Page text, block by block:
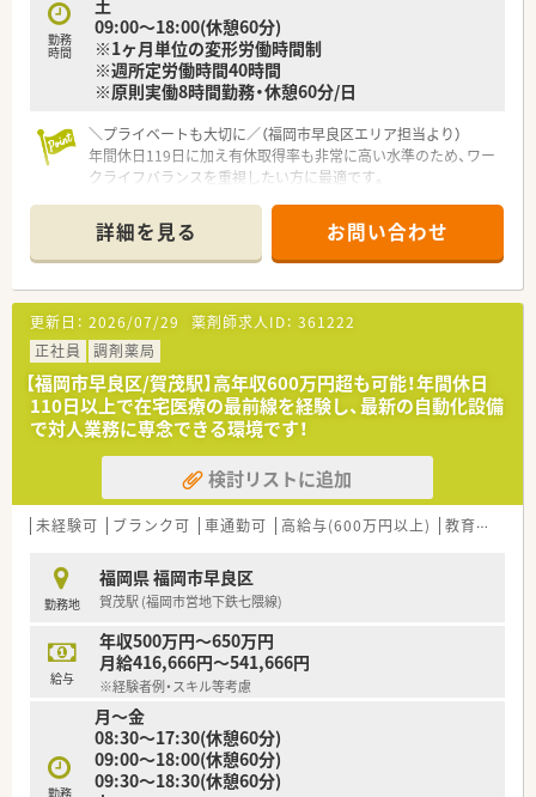
■年に一度開催される社員旅行などを通じて、エリアの垣根を越
えた交流を大切にしています。
■創業以来、連続昇給を続ける安定した経営基盤のもとで、安心
して長く働くことができます。
■社員のコミュニケーションを重視しており、風通しが良く働き
勤務
時間
土
09:00～18:00(休憩60分)
※1ヶ月単位の変形労働時間制
※週所定労働時間40時間
※原則実働8時間勤務・休憩60分/日
＼プライベートも大切に／（福岡市早良区エリア担当より）
年間休日119日に加え有休取得率も非常に高い水準のため、ワー
クライフバランスを重視したい方に最適です。
【店舗情報と応需状況について】
■西新駅から徒歩2分とアクセス抜群の立地で、周辺には商店街
や飲食店が立ち並び非常に便利な環境です。
■応需科目は内科や心療内科、眼科、歯科となっており、1日あた
り約90枚の処方箋を受け付けています。
■現在は外来業務のみに対応しており、在宅業務は行っていない
ため店舗内での業務に集中できる環境です。
【募集背景と求める人物像について】
■今回は欠員補充としての募集で、即戦力となる経験者を急募し
ています。
■今回の募集は調剤業務の経験がある方を対象としており、周囲
と協力しながら円滑に業務を進める方が対象です。
■管理薬剤師など、今後をキャリアアップを担える方は大歓迎で
す。
【法人特徴について】
■全国に調剤薬局やドラッグストアを180店舗以上展開してお
り、調剤マニュアルなどの内規が整っています。
■大手グループへの参画に伴い経営の安定性が非常に高く、安心
して長期的に勤務を続けることが可能です。
■調剤専門や併設店勤務などバリエーション豊かな店舗展開を
しており、状況に合わせた働き方の相談も可能です。
【勤務実態について】
■お休みは完全週休2日制が導入されており、年間休日数は全職
種共通で119日ときちんと確保されています。
詳細を見る お問い合わせ
更新日： 2026/07/29 薬剤師求人ID： 361222
正社員
調剤薬局
【福岡市早良区/賀茂駅】高年収600万円超も可能！年間休日
110日以上で在宅医療の最前線を経験し、最新の自動化設備
で対人業務に専念できる環境です！
検討リストに追加
未経験可 ブランク可 車通勤可 高給与(600万円以上) 教育制度あり
勤務地
福岡県 福岡市早良区
賀茂駅 (福岡市営地下鉄七隈線)
給与
年収500万円～650万円
月給416,666円～541,666円
※経験者例・スキル等考慮
勤務
月～金
08:30～17:30(休憩60分)
09:00～18:00(休憩60分)
09:30～18:30(休憩60分)